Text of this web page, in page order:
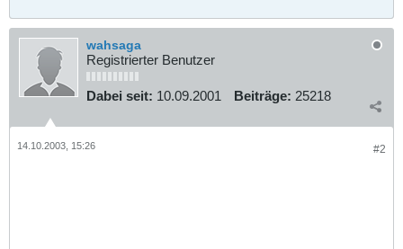
wahsaga
Registrierter Benutzer
Dabei seit: 10.09.2001 Beiträge: 25218
#2
14.10.2003, 15:26